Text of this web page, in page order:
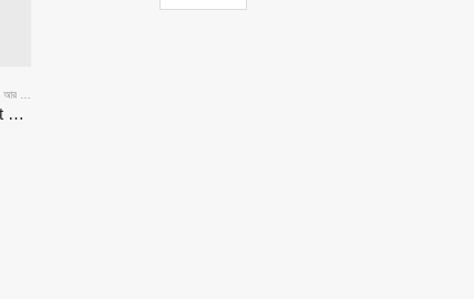
আর 410 এ রেফ্রিজারেন্ট ফাঁস সেন্সর
MH-441D NDIR Infrared Refrigerant Sensor | High Sensitivity | HVAC & Industrial Safety | Long Lifespan